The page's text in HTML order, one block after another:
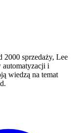
2000 sprzedaży, Lee
automatyzacji i
wiedzą na temat